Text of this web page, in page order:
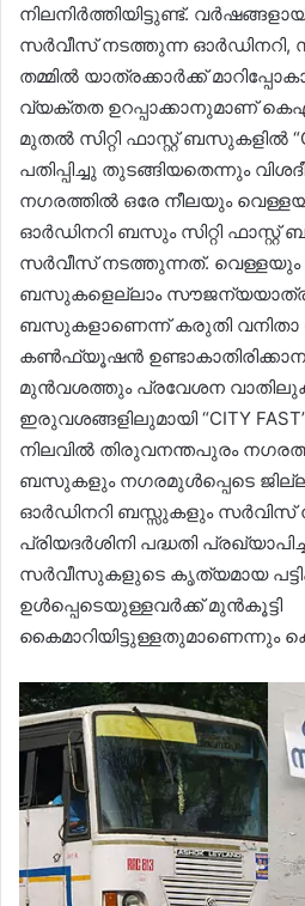
നിലനിർത്തിയിട്ടുണ്ട്.
സർവീസ് നടത്തുന്ന ഓർഡിനറി,
തമ്മിൽ യാത്രക്കാർക്ക്
വ്യക്തത ഉറപ്പാക്കാനുമാണ്
മുതൽ സിറ്റി ഫാസ്റ്റ് ബസുകളിൽ
പതിപ്പിച്ചു തുടങ്ങിയതെന്നും
നഗരത്തിൽ ഒരേ നീലയും
ഓർഡിനറി ബസും സിറ്റി
സർവീസ് നടത്തുന്നത്. വെള്ളയും
ബസുകളെല്ലാം
ബസുകളാണെന്ന് കരുതി വനിതാ
കൺഫ്യൂഷൻ
മുൻവശത്തും പ്രവേശന
ഇരുവശങ്ങളിലുമായി “CITY FAST”
നിലവിൽ തിരുവനന്തപുരം
ബസുകളും നഗരമുൾപ്പെടെ
ഓർഡിനറി ബസ്സുകളും സർവിസ്
പ്രിയദർശിനി പദ്ധതി
സർവീസുകളുടെ കൃത്യമായ
ഉൾപ്പെടെയുള്ളവർക്ക് മുൻകൂട്ടി
കൈമാറിയിട്ടുള്ളതുമാണെന്നും